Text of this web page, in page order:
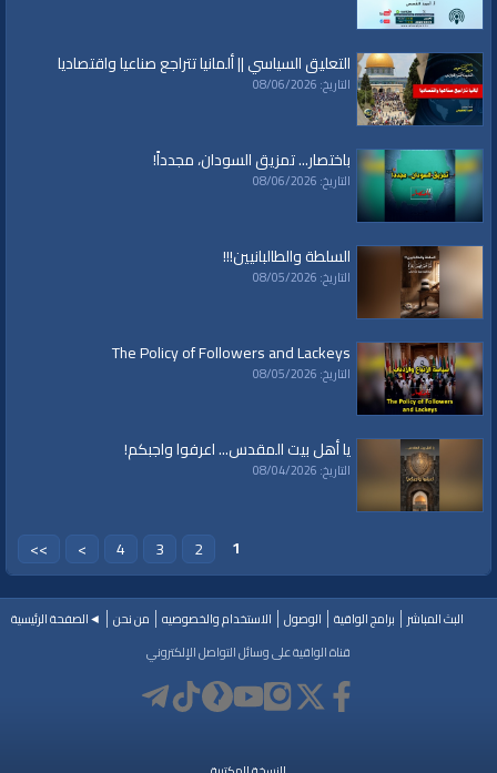
التعليق السياسي || ألمانيا تتراجع صناعيا واقتصاديا
التاريخ: 08/06/2026
باختصار... تمزيق السودان، مجدداً!
التاريخ: 08/06/2026
السلطة والطالبانيين!!!
التاريخ: 08/05/2026
The Policy of Followers and Lackeys
التاريخ: 08/05/2026
يا أهل بيت المقدس... اعرفوا واجبكم!
التاريخ: 08/04/2026
1
2
3
4
>
>>
البث المباشر برامج الواقية الوصول الاستخدام والخصوصيه من نحن
◄الصفحة الرئيسية
قناة الواقية على وسائل التواصل الإلكتروني